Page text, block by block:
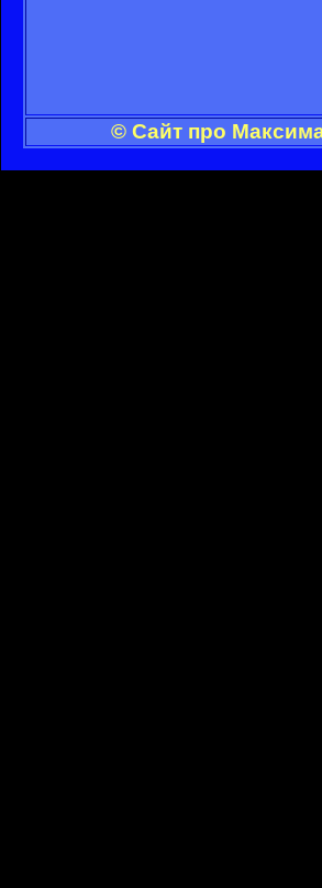
© Сайт про